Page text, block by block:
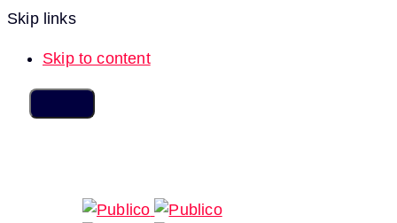
Skip links
Skip to content